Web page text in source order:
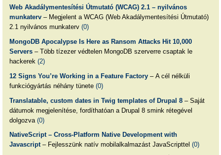
Web Akadálymentesítési Útmutató (WCAG) 2.1 – nyilvános
munkaterv– Megjelent a WCAG (Web Akadálymentesítési Útmutató)
2.1 nyilvános munkaterv (0)
MongoDB Apocalypse Is Here as Ransom Attacks Hit 10,000
Servers– Több tízezer védtelen MongoDB szerverre csaptak le
hackerek (2)
12 Signs You’re Working in a Feature Factory– A cél nélküli
funkciógyártás néhány tünete (0)
Translatable, custom dates in Twig templates of Drupal 8– Saját
dátumok megjelenítése, fordíthatóan a Drupal 8 smink rétegével
dolgozva (0)
NativeScript – Cross-Platform Native Development with
Javascript– Fejlesszünk natív mobilalkalmazást JavaScripttel (0)